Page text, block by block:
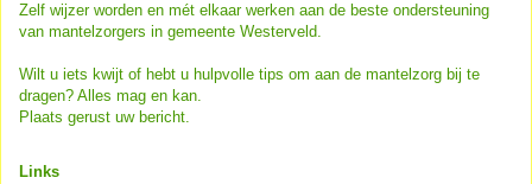
Zelf wijzer worden en mét elkaar werken aan de beste ondersteuning
van mantelzorgers in gemeente Westerveld.
Wilt u iets kwijt of hebt u hulpvolle tips om aan de mantelzorg bij te
dragen? Alles mag en kan.
Plaats gerust uw bericht.
Links